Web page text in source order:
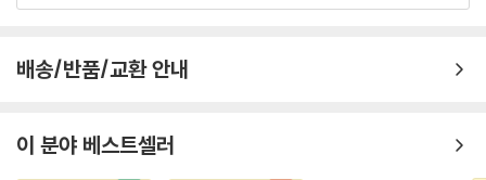
배송/반품/교환 안내
이 분야 베스트셀러